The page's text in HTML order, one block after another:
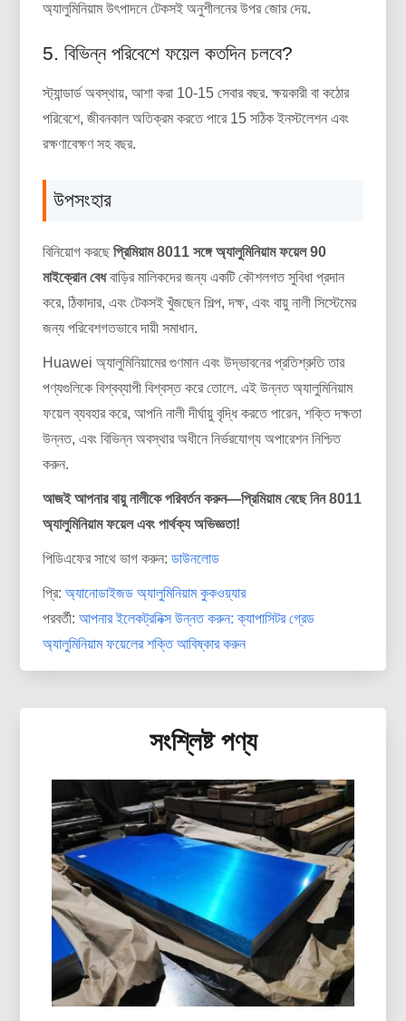
অ্যালুমিনিয়াম উৎপাদনে টেকসই অনুশীলনের উপর জোর দেয়.
5. বিভিন্ন পরিবেশে ফয়েল কতদিন চলবে?
স্ট্যান্ডার্ড অবস্থায়, আশা করা 10-15 সেবার বছর. ক্ষয়কারী বা কঠোর
পরিবেশে, জীবনকাল অতিক্রম করতে পারে 15 সঠিক ইনস্টলেশন এবং
রক্ষণাবেক্ষণ সহ বছর.
উপসংহার
বিনিয়োগ করছেপ্রিমিয়াম 8011 সঙ্গে অ্যালুমিনিয়াম ফয়েল 90
মাইক্রোন বেধবাড়ির মালিকদের জন্য একটি কৌশলগত সুবিধা প্রদান
করে, ঠিকাদার, এবং টেকসই খুঁজছেন শিল্প, দক্ষ, এবং বায়ু নালী সিস্টেমের
জন্য পরিবেশগতভাবে দায়ী সমাধান.
Huawei অ্যালুমিনিয়ামের গুণমান এবং উদ্ভাবনের প্রতিশ্রুতি তার
পণ্যগুলিকে বিশ্বব্যাপী বিশ্বস্ত করে তোলে. এই উন্নত অ্যালুমিনিয়াম
ফয়েল ব্যবহার করে, আপনি নালী দীর্ঘায়ু বৃদ্ধি করতে পারেন, শক্তি দক্ষতা
উন্নত, এবং বিভিন্ন অবস্থার অধীনে নির্ভরযোগ্য অপারেশন নিশ্চিত
করুন.
আজই আপনার বায়ু নালীকে পরিবর্তন করুন—প্রিমিয়াম বেছে নিন 8011
অ্যালুমিনিয়াম ফয়েল এবং পার্থক্য অভিজ্ঞতা!
পিডিএফের সাথে ভাগ করুন:ডাউনলোড
প্রি:অ্যানোডাইজড অ্যালুমিনিয়াম কুকওয়্যার
পরবর্তী:আপনার ইলেকট্রনিক্স উন্নত করুন: ক্যাপাসিটর গ্রেড
অ্যালুমিনিয়াম ফয়েলের শক্তি আবিষ্কার করুন
সংশ্লিষ্ট পণ্য